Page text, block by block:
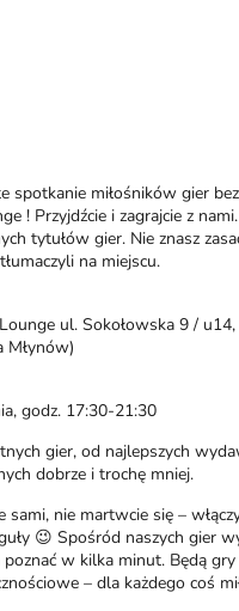
spotkanie miłośników gier
! Przyjdźcie i zagrajcie z
tytułów gier. Nie znasz
na miejscu.
ul. Sokołowska 9 /
Młynów)
godz. 17:30-21:30
gier, od najlepszych
dobrze i trochę mniej.
sami, nie martwcie się –
😉 Spośród naszych gier
w kilka minut. Będą
– dla każdego coś